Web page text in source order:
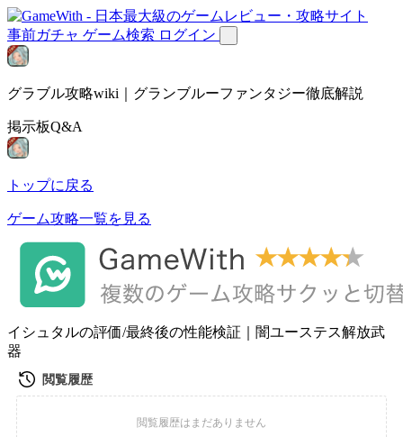
事前ガチャ ゲーム検索 ログイン
グラブル攻略wiki｜グランブルーファンタジー徹底解説
掲示板Q&A
トップに戻る
ゲーム攻略一覧を見る
イシュタルの評価/最終後の性能検証｜闇ユーステス解放武
器